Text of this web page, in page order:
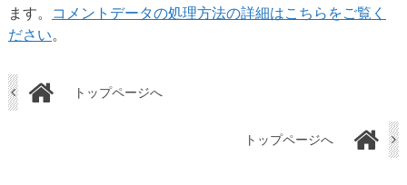
ます。
コメントデータの処理方法の詳細はこちらをご覧く
ださい
トップページへ
トップページへ